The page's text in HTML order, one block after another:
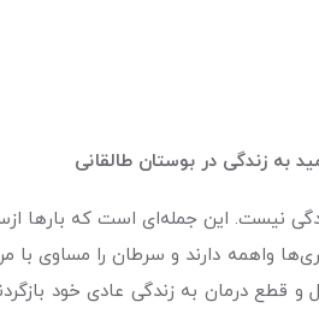
نیست. این جمله‌ای است که بارها
واهمه دارند و سرطان را مساوی با
و قطع درمان به زندگی عادی خود